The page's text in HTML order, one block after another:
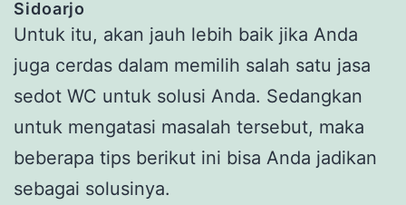
Sidoarjo
Untuk itu, akan jauh lebih baik jika Anda
juga cerdas dalam memilih salah satu jasa
sedot WC untuk solusi Anda. Sedangkan
untuk mengatasi masalah tersebut, maka
beberapa tips berikut ini bisa Anda jadikan
sebagai solusinya.